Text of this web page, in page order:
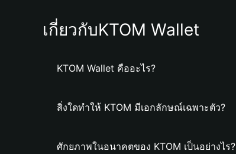
เกี่ยวกับKTOM Wallet
KTOM Wallet คืออะไร?
สิ่งใดทำให้ KTOM มีเอกลักษณ์เฉพาะตัว?
ศักยภาพในอนาคตของ KTOM เป็นอย่างไร?